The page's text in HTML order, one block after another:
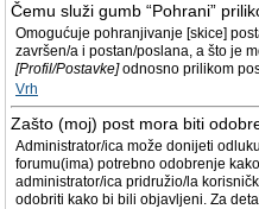
Čemu služi gumb “Pohrani”
Omogućuje pohranjivanje [skice]
završen/a i postan/poslana, a što je
[Profil/Postavke]odnosno prilikom
Vrh
Zašto (moj) post mora biti
Administrator/ica može donijeti
forumu(ima) potrebno odobrenje
administrator/ica pridružio/la
odobriti kako bi bili objavljeni. Za